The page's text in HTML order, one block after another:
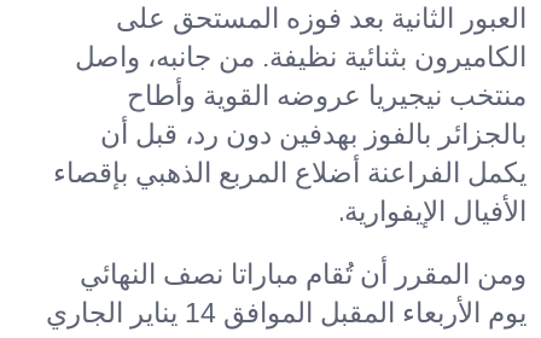
العبور الثانية بعد فوزه المستحق على
الكاميرون بثنائية نظيفة. من جانبه، واصل
منتخب نيجيريا عروضه القوية وأطاح
بالجزائر بالفوز بهدفين دون رد، قبل أن
يكمل الفراعنة أضلاع المربع الذهبي بإقصاء
الأفيال الإيفوارية.
ومن المقرر أن تُقام مباراتا نصف النهائي
يوم الأربعاء المقبل الموافق 14 يناير الجاري